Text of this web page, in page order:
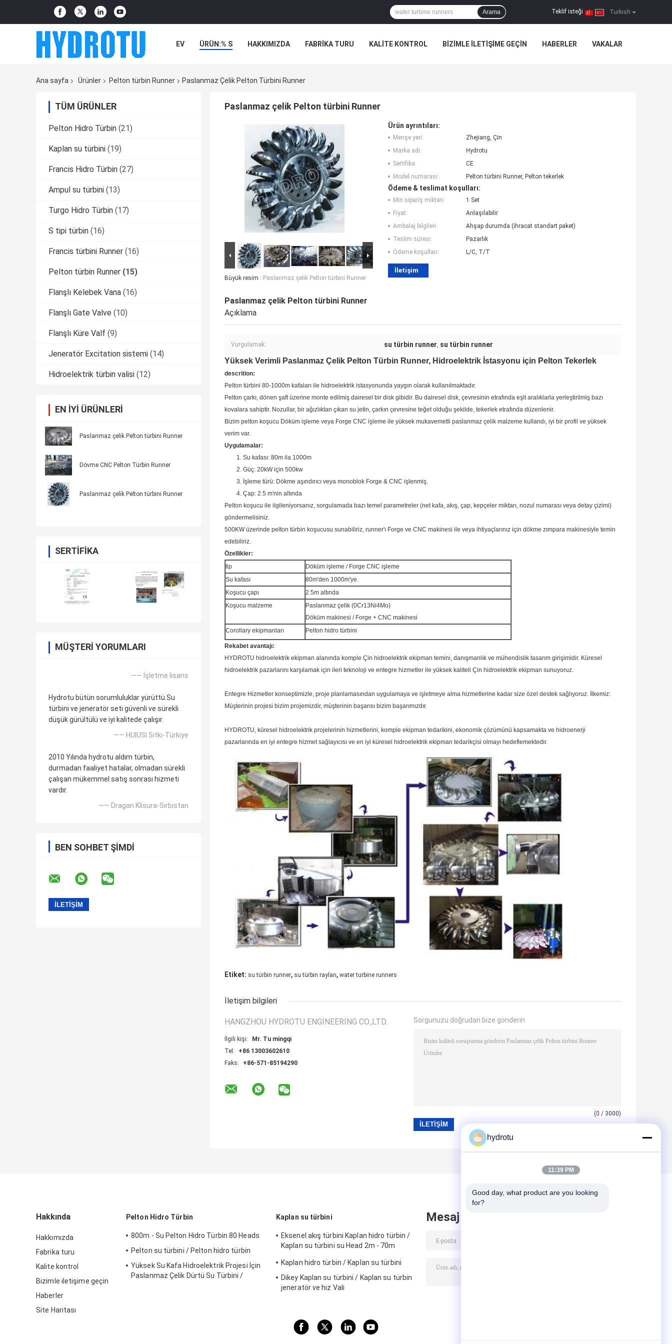
Turkish
Teklif isteği |
Arama
EV ÜRÜN:% S HAKKIMIZDA FABRIKA TURU KALITE KONTROL BIZIMLE ILETIŞIME GEÇIN HABERLER VAKALAR
Ana sayfa Ürünler Pelton türbin Runner Paslanmaz Çelik Pelton Türbini Runner
TÜM ÜRÜNLER
Pelton Hidro Türbin (21)
Kaplan su türbini (19)
Francis Hidro Türbin (27)
Ampul su türbini (13)
Turgo Hidro Türbin (17)
S tipi türbin (16)
Francis türbini Runner (16)
Pelton türbin Runner (15)
Flanşlı Kelebek Vana (16)
Flanşlı Gate Valve (10)
Flanşlı Küre Valf (9)
Jeneratör Excitation sistemi (14)
Hidroelektrik türbin valisi (12)
EN IYI ÜRÜNLERI
Paslanmaz çelik Pelton türbini Runner
Dövme CNC Pelton Türbin Runner
Paslanmaz çelik Pelton türbini Runner
SERTIFIKA
MÜŞTERI YORUMLARI
—— İşletme lisans
Hydrotu bütün sorumluluklar yürüttü.Su
türbini ve jeneratör seti güvenli ve sürekli
düşük gürültülü ve iyi kalitede çalışır.
—— HUlUSI Sıtkı-Türkiye
2010 Yılında hydrotu aldım türbin,
durmadan faaliyet hatalar, olmadan sürekli
çalışan mükemmel satış sonrası hizmeti
vardır.
—— Dragan Klisura-Sırbistan
BEN SOHBET ŞIMDI
Paslanmaz çelik Pelton türbini Runner
Büyük resim : Paslanmaz çelik Pelton türbini Runner
Ürün ayrıntıları:
Menşe yeri:
Zhejiang, Çin
Marka adı:
Hydrotu
Sertifika:
CE
Model numarası:
Pelton türbini Runner, Pelton tekerlek
Ödeme & teslimat koşulları:
Min sipariş miktarı:
1 Set
Fiyat:
Anlaşılabilir
Ambalaj bilgileri:
Ahşap durumda (ihracat standart paket)
Teslim süresi:
Pazarlık
Ödeme koşulları:
L/C, T/T
İletişim
Paslanmaz çelik Pelton türbini Runner
Açıklama
Vurgulamak: su türbin runner, su türbin runner
Yüksek Verimli Paslanmaz Çelik Pelton Türbin Runner, Hidroelektrik İstasyonu için Pelton Tekerlek
descrition:
Pelton türbini 80-1000m kafaları ile hidroelektrik istasyonunda yaygın olarak kullanılmaktadır.
Pelton çarkı, dönen şaft üzerine monte edilmiş dairesel bir disk gibidir. Bu dairesel disk, çevresinin etrafında eşit aralıklarla yerleştirilmiş bazı
kovalara sahiptir. Nozullar, bir ağızlıktan çıkan su jetin, çarkın çevresine teğet olduğu şekilde, tekerlek etrafında düzenlenir.
Bizim pelton koşucu Döküm işleme veya Forge CNC işleme ile yüksek mukavemetli paslanmaz çelik malzeme kullandı, iyi bir profil ve yüksek
verim var.
Uygulamalar:
1. Su kafası: 80m ila 1000m
2. Güç: 20kW için 500kw
3. İşleme türü: Dökme aşındırıcı veya monoblok Forge & CNC işlenmiş.
4. Çap: 2.5 m'nin altında
Pelton koşucu ile ilgileniyorsanız, sorgulamada bazı temel parametreler (net kafa, akış, çap, kepçeler miktarı, nozul numarası veya detay çizimi)
göndermelisiniz.
500KW üzerinde pelton türbin koşucusu sunabiliriz, runner'ı Forge ve CNC makinesi ile veya ihtiyaçlarınız için dökme zımpara makinesiyle temin
edebiliriz.
Özellikler:
tip
Döküm işleme / Forge CNC işleme
Su kafası
80m'den 1000m'ye.
Koşucu çapı
2.5m altında
Koşucu malzeme
Paslanmaz çelik (0Cr13Ni4Mo)
Döküm makinesi / Forge + CNC makinesi
Corollary ekipmanları
Pelton hidro türbini
Rekabet avantajı:
HYDROTU hidroelektrik ekipman alanında komple Çin hidroelektrik ekipman temini, danışmanlık ve mühendislik tasarım girişimidir. Küresel
hidroelektrik pazarlarını karşılamak için ileri teknoloji ve entegre hizmetler ile yüksek kaliteli Çin hidroelektrik ekipman sunuyoruz.
Entegre Hizmetler konseptimizle, proje planlamasından uygulamaya ve işletmeye alma hizmetlerine kadar size özel destek sağlıyoruz.
İlkemiz:
Müşterinin projesi bizim projemizdir, müşterinin başarısı bizim başarımızdır.
HYDROTU, küresel hidroelektrik projelerinin hizmetlerini, komple ekipman tedarikini, ekonomik çözümünü kapsamakta ve hidroenerji
pazarlarında en iyi entegre hizmet sağlayıcısı ve en iyi küresel hidroelektrik ekipman tedarikçisi olmayı hedeflemektedir.
Etiket: su türbin runner, su türbin rayları, water turbine runners
İletişim bilgileri
HANGZHOU HYDROTU ENGINEERING CO.,LTD.
İlgili kişi:
Mr. Tu mingqi
Tel:
+86 13003602610
Faks:
+86-571-85194290
Sorgunuzu doğrudan bize gönderin
(0 / 3000)
Hakkında
Hakkımızda
Fabrika turu
Kalite kontrol
Bizimle iletişime geçin
Haberler
Site Haritası
Pelton Hidro Türbin
800m - Su Pelton Hidro Türbin 80 Heads
Pelton su türbini / Pelton hidro türbin
Yüksek Su Kafa Hidroelektrik Projesi İçin
Paslanmaz Çelik Dürtü Su Türbini /
Kaplan su türbini
Eksenel akış türbini Kaplan hidro türbin /
Kaplan su türbini su Head 2m - 70m
Kaplan hidro türbin / Kaplan su türbini
Dikey Kaplan su türbini / Kaplan su türbin
jeneratör ve hız Vali
Mesaj bırak
hydrotu
11:39 PM
Good day, what product are you looking
for?